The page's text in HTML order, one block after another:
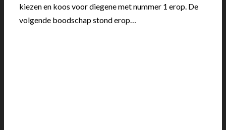
kiezen en koos voor diegene met nummer 1 erop. De
volgende boodschap stond erop…